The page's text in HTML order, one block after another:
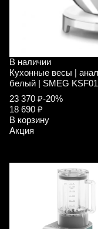
В наличии
Кухонные весы |
белый | SMEG
23 370 ₽-20%
18 690 ₽
В корзину
Акция